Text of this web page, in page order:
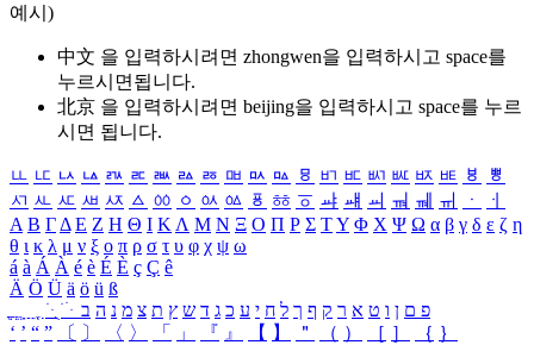
예시)
中文 을 입력하시려면 zhongwen을 입력하시고 space를
누르시면됩니다.
北京 을 입력하시려면 beijing을 입력하시고 space를 누르
시면 됩니다.
ㅥ ㅦ ㅧ ㅨ ㅩ ㅪ ㅫ ㅬ ㅭ ㅮ ㅯ ㅰ ㅱ ㅲ ㅳ ㅴ ㅵ ㅶ ㅷ ㅸ
ㅹ
ㅺ ㅻ ㅼ ㅽ ㅾ ㅿ ㆀ ㆁ ㆂ ㆃ ㆄ ㆅ ㆆ ㆇ ㆈ ㆉ ㆊ ㆋ ㆌ ㆍ
ㆎ
Α Β ΓΔ Ε Ζ Η Θ Ι ΚΛ Μ Ν Ξ Ο Π Ρ Σ ΤΥ Φ Χ Ψ Ω α β γ δ ε ζ η
θ ι κ λ μ ν ξ ο π ρ σ τ υ φ χ ψ ω
á à Á À é è É È ç Ç ê
Ä Ö Ü ä ö ü ß
ִֶֹ ֻּ ׁׂ פ ם ן ו ט א ר ק ף ך ל ח י ע כ ג ד ש ץ ת צ מ נ ה ב
‘ ’ “ ” 〔 〕 〈 〉 「 」 『 』 【 】 ＂ （ ） ［ ］ ｛ ｝